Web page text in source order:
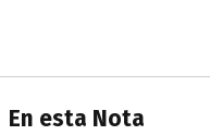
En esta Nota